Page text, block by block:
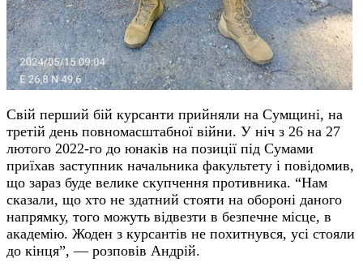
Свій перший бій курсанти прийняли на Сумщині, на
третій день повномасштабної війни. У ніч з 26 на 27
лютого 2022-го до юнаків на позиції під Сумами
приїхав заступник начальника факультету і повідомив,
що зараз буде велике скупчення противника. “Нам
сказали, що хто не здатний стояти на обороні даного
напрямку, того можуть відвезти в безпечне місце, в
академію. Жоден з курсантів не похитнувся, усі стояли
до кінця”, — розповів Андрій.